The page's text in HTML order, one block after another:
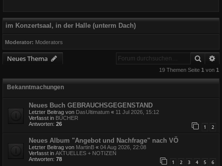
im Konzertsaal, in der Halle (unterm Dach)
Moderator: Moderators
Neues Thema Suche
19 Themen Seite 1 von 1
Bekanntmachungen
Neues Buch GEBRAUCHSGEGENSTAND
Letzter Beitrag von DasUltimatum « 11 Jul 2026, 15:12
Verfasst in BÜCHER
Antworten: 26 1 2
Neues Album "Angebot und Nachfrage" nach VÖ
Letzter Beitrag von MartinB « 04 Aug 2026, 22:08
Verfasst in AKTUELLES + NOTIZEN
Antworten: 78 1 2 3 4 5 6